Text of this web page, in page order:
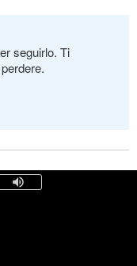
seguirlo. Ti